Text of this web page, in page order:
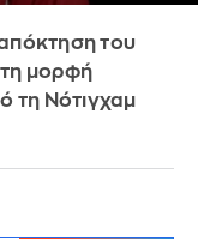
του
τη μορφή
τη Νότιγχαμ